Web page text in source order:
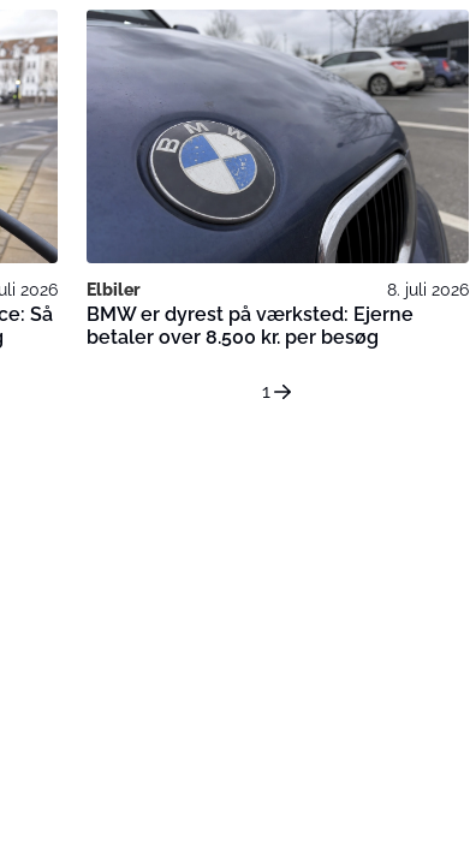
2026
Så
Elbiler 8. juli 2026
BMW er dyrest på værksted: Ejerne
betaler over 8.500 kr. per besøg
1